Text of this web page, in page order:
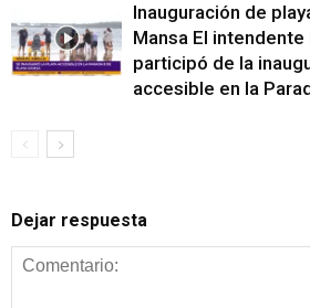
Inauguración de
Mansa El
participó de la
accesible en la
Dejar respuesta